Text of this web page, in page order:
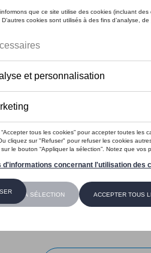
Casquette VW GTI, noire
Référence: 3A5084300A 041